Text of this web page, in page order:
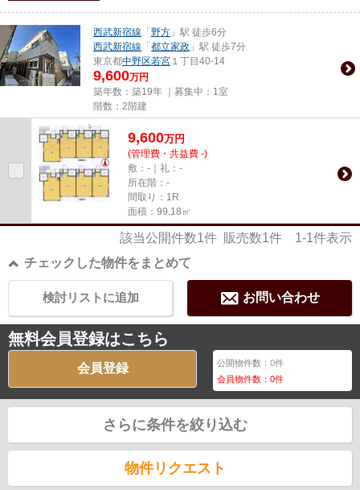
西武新宿線 「 野方 」駅 徒歩6分
西武新宿線 「 都立家政 」駅 徒歩7分
東京都中野区若宮 １丁目40-14
9,600万円
築年数：築19年 ｜募集中： 1室
階数：2階建
9,600万円
(管理費・共益費 -)
敷：-｜礼：-
所在階：-
間取り：1R
面積：99.18㎡
該当公開件数1件 販売数1件 1-1件表示
チェックした物件をまとめて
お問い合わせ
検討リストに追加
無料会員登録はこちら
会員登録 公開物件数：0件
会員物件数：0件
さらに条件を絞り込む
物件リクエスト